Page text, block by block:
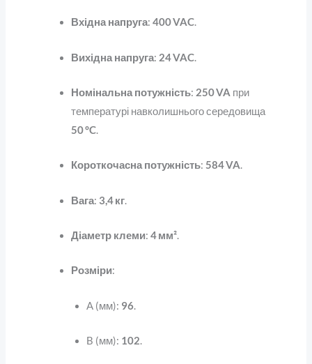
Вхідна напруга: 400 VAC.
Вихідна напруга: 24 VAC.
Номінальна потужність: 250 VA при
температурі навколишнього середовища
50 °C.
Короткочасна потужність: 584 VA.
Вага: 3,4 кг.
Діаметр клеми: 4 мм².
Розміри:
A (мм): 96.
B (мм): 102.